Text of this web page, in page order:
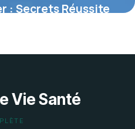
: Secrets Réussite
Vie Santé